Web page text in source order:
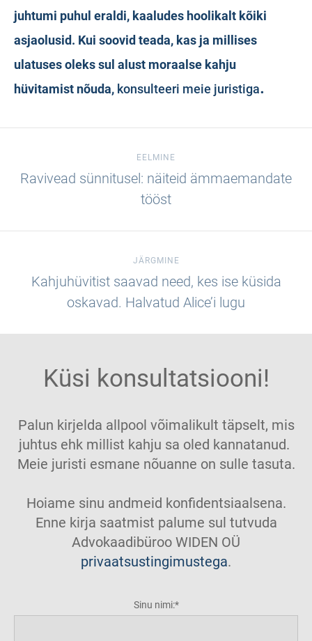
juhtumi puhul eraldi, kaaludes hoolikalt kõiki
asjaolusid. Kui soovid teada, kas ja millises
ulatuses oleks sul alust moraalse kahju
hüvitamist nõuda, konsulteeri meie juristiga.
EELMINE
Ravivead sünnitusel: näiteid ämmaemandate
tööst
JÄRGMINE
Kahjuhüvitist saavad need, kes ise küsida
oskavad. Halvatud Alice’i lugu
Küsi konsultatsiooni!
Palun kirjelda allpool võimalikult täpselt, mis
juhtus ehk millist kahju sa oled kannatanud.
Meie juristi esmane nõuanne on sulle tasuta.
Hoiame sinu andmeid konfidentsiaalsena.
Enne kirja saatmist palume sul tutvuda
Advokaadibüroo WIDEN OÜ
privaatsustingimustega.
Sinu nimi: